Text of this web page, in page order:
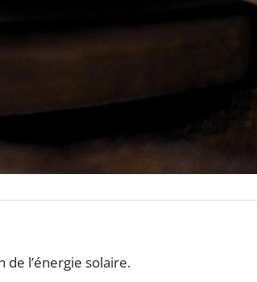
l’énergie solaire.